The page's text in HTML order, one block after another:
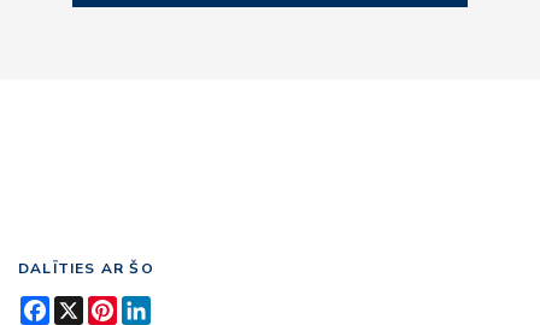
DALĪTIES AR ŠO
Facebook
X Pinterest